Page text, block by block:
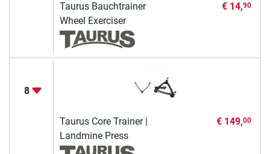
Taurus Bauchtrainer
Wheel Exerciser
€ 14,90
8
Taurus Core Trainer |
Landmine Press
€ 149,00